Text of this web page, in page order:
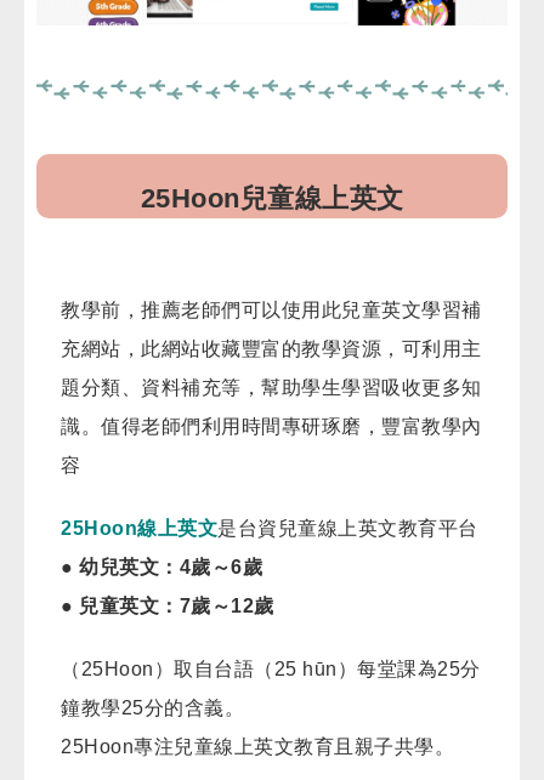
25Hoon兒童線上英文
教學前，推薦老師們可以使用此兒童英文學習補
充網站，此網站收藏豐富的教學資源，可利用主
題分類、資料補充等，幫助學生學習吸收更多知
識。值得老師們利用時間專研琢磨，豐富教學內
容
25Hoon線上英文是台資兒童線上英文教育平台
● 幼兒英文：4歲～6歲
● 兒童英文：7歲～12歲
（25Hoon）取自台語（25 hūn）每堂課為25分
鐘教學25分的含義。
25Hoon專注兒童線上英文教育且親子共學。